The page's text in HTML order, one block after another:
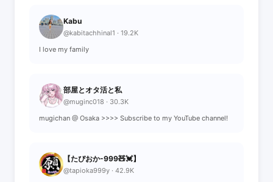
Kabu
@kabitachhinal1 · 19.2K
I love my family
部屋とオタ活と私
@muginc018 · 30.3K
mugichan @ Osaka >>>> Subscribe to my YouTube channel!
【たぴおか-999🧸💓】
@tapioka999y · 42.9K